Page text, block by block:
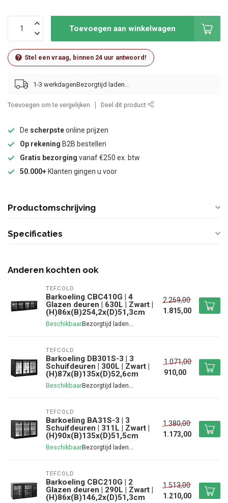
Toevoegen aan winkelwagen
Stel een vraag, binnen 24 uur antwoord!
1-3 werkdagen
Toevoegen om te vergelijken Deel dit product
De scherpsteonline prijzen
Op rekening B2B bestellen
Gratis bezorging vanaf €250 ex. btw
50.000+ Klanten gingen u voor
Productomschrijving
Specificaties
Anderen kochten ook
TEFCOLD
Barkoeling CBC410G | 4
Glazen deuren | 630L | Zwart |
(H)86x(B)254,2x(D)51,3cm
Beschikbaar
2.269,00
1.815,00
TEFCOLD
Barkoeling DB301S-3 | 3
Schuifdeuren | 300L | Zwart |
(H)87x(B)135x(D)52,6cm
Beschikbaar
1.071,00
910,00
TEFCOLD
Barkoeling BA31S-3 | 3
Schuifdeuren | 311L | Zwart |
(H)90x(B)135x(D)51,5cm
Beschikbaar
1.380,00
1.173,00
TEFCOLD
Barkoeling CBC210G | 2
Glazen deuren | 290L | Zwart |
(H)86x(B)146,2x(D)51,3cm
1.513,00
1.210,00